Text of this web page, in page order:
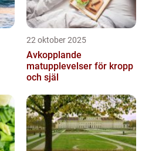
22 oktober 2025
Avkopplande
matupplevelser för kropp
och själ